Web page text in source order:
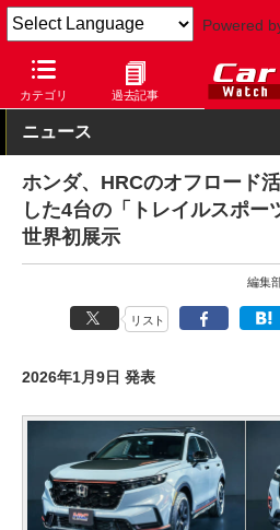
Powered
カテゴリ 過去記事
Car Watch 自動車 ホンダ ヴェゼ
ニュース
ホンダ、HRCのオフロード
した4台の「トレイルスポー
世界初展示
編集
リスト
2026年1月9日 発表